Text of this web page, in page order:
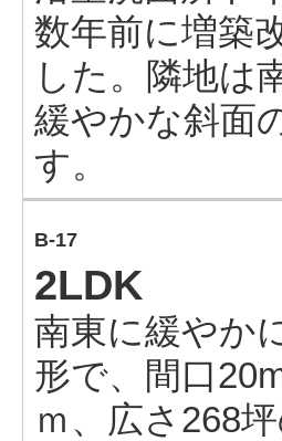
数年前に増築
した。隣地は
緩やかな斜面
す。
B-17
2LDK
南東に緩やか
形で、間口
ｍ、広さ268